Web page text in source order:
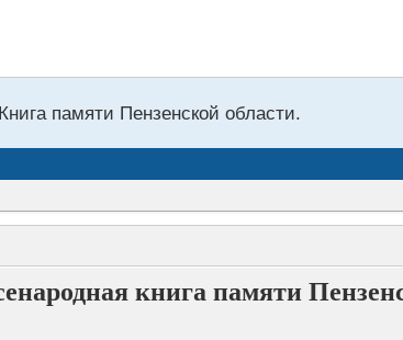
памяти Пензенской области.
книга памяти